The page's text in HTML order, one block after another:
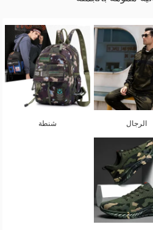
الرجال شنطة